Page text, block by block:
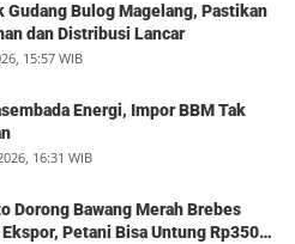
Gudang Bulog Magelang, Pastikan
dan Distribusi Lancar
15:57 WIB
Energi, Impor BBM Tak
16:31 WIB
Dorong Bawang Merah Brebes
Petani Bisa Untung Rp350